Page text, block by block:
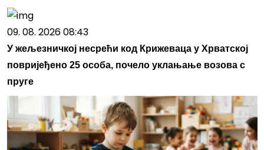
09. 08. 2026 08:43
У жељезничкој несрећи код Крижеваца у Хрватској
повријеђено 25 особа, почело уклањање возова с
пруге